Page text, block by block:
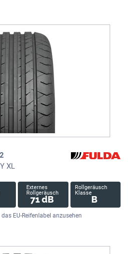
XL
Externes
Rollgeräusch
71 dB
Rollgeräusch
Klasse
B
EU-Reifenlabel anzusehen